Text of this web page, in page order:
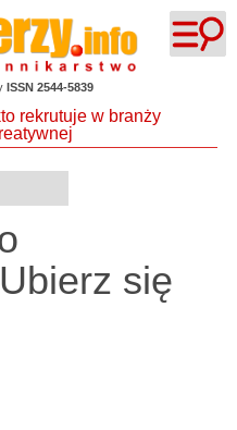
ISSN 2544-5839
się